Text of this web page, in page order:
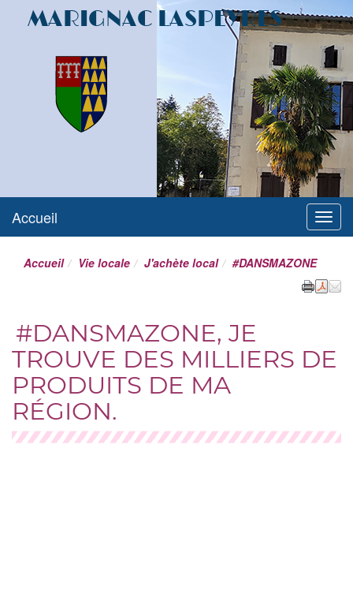
MARIGNAC LASPEYRES
Menu
Accueil
Accueil Vie locale J'achète local #DANSMAZONE
#DANSMAZONE, JE
TROUVE DES MILLIERS DE
PRODUITS DE MA
RÉGION.